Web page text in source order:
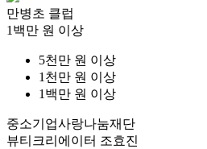
만병초 클럽
1백만 원 이상
5천만 원 이상
1천만 원 이상
1백만 원 이상
중소기업사랑나눔재단
뷰티크리에이터 조효진